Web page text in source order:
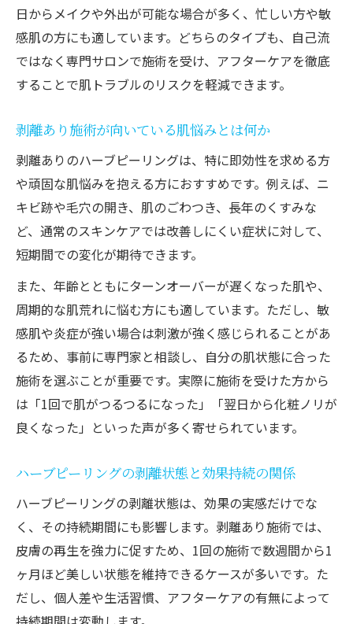
日からメイクや外出が可能な場合が多く、忙しい方や敏
感肌の方にも適しています。どちらのタイプも、自己流
ではなく専門サロンで施術を受け、アフターケアを徹底
することで肌トラブルのリスクを軽減できます。
剥離あり施術が向いている肌悩みとは何か
剥離ありのハーブピーリングは、特に即効性を求める方
や頑固な肌悩みを抱える方におすすめです。例えば、ニ
キビ跡や毛穴の開き、肌のごわつき、長年のくすみな
ど、通常のスキンケアでは改善しにくい症状に対して、
短期間での変化が期待できます。
また、年齢とともにターンオーバーが遅くなった肌や、
周期的な肌荒れに悩む方にも適しています。ただし、敏
感肌や炎症が強い場合は刺激が強く感じられることがあ
るため、事前に専門家と相談し、自分の肌状態に合った
施術を選ぶことが重要です。実際に施術を受けた方から
は「1回で肌がつるつるになった」「翌日から化粧ノリが
良くなった」といった声が多く寄せられています。
ハーブピーリングの剥離状態と効果持続の関係
ハーブピーリングの剥離状態は、効果の実感だけでな
く、その持続期間にも影響します。剥離あり施術では、
皮膚の再生を強力に促すため、1回の施術で数週間から1
ヶ月ほど美しい状態を維持できるケースが多いです。た
だし、個人差や生活習慣、アフターケアの有無によって